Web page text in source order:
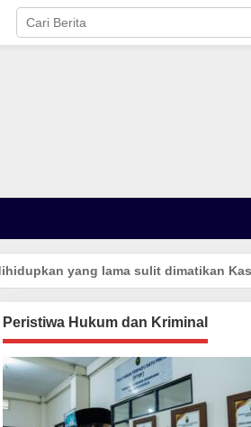
yang lama sulit dimatikan Kasus
Peristiwa Hukum dan Kriminal